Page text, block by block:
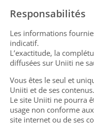
Responsabilités
Les informations
indicatif.
L’exactitude, la
diffusées sur Uniiti ne
Vous êtes le seul et
Uniiti et de ses contenus.
Le site Uniiti ne pourra
usage non conforme
site internet ou de ses